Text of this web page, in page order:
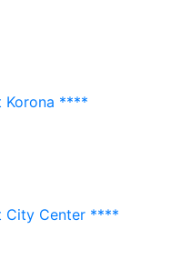
Korona ****
City Center ****